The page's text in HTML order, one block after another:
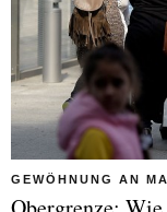
GEWÖHNUNG AN